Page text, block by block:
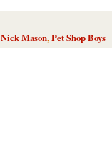
Nick Mason,Pet Shop Boys